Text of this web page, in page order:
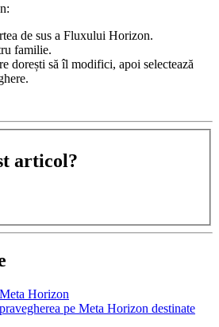
de sus a Fluxului Horizon.
familie.
dorești să îl modifici, apoi selectează
.
articol?
Horizon
pe Meta Horizon destinate